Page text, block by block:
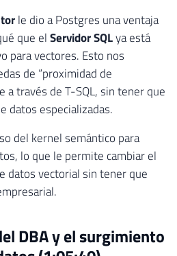
le dio a Postgres una ventaja
que elServidor SQLya está
para vectores. Esto nos
de “proximidad de
a través de T-SQL, sin tener que
datos especializadas.
del kernel semántico para
lo que le permite cambiar el
datos vectorial sin tener que
DBA y el surgimiento